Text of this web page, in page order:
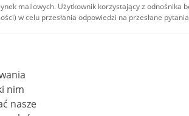
mailowych. Użytkownik korzystający z
w celu przesłania odpowiedzi na przesłane
treści audiowizualnych), są
autorstwa - na tych samych
w tym zdjęcia, materiały audio i wideo,
autorstwa użycie niekomercyjne -
jest to stwierdzone inaczej.
nasze